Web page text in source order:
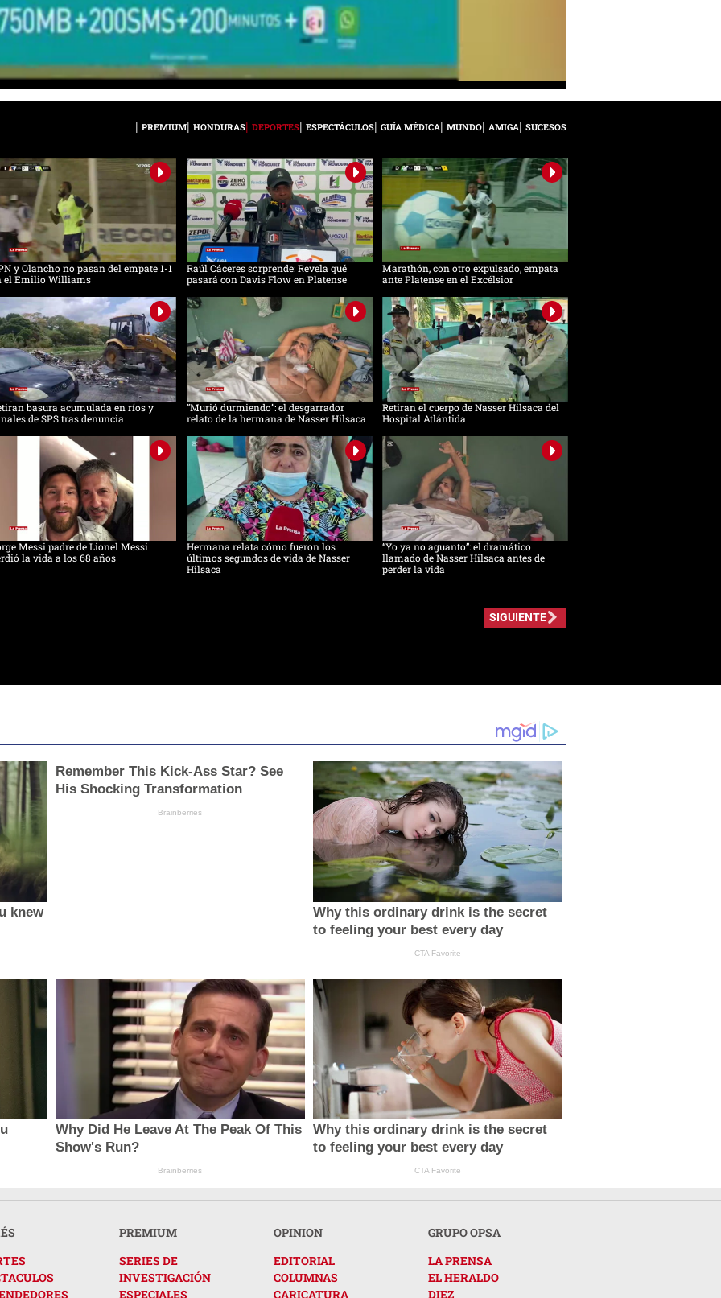
PREMIUM HONDURAS DEPORTES ESPECTÁCULOS GUÍA MÉDICA MUNDO AMIGA SUCESOS
y Olancho no pasan del empate 1-1
el Emilio Williams
Raúl Cáceres sorprende: Revela qué
pasará con Davis Flow en Platense
Marathón, con otro expulsado, empata
ante Platense en el Excélsior
basura acumulada en ríos y
de SPS tras denuncia
“Murió durmiendo”: el desgarrador
relato de la hermana de Nasser Hilsaca
Retiran el cuerpo de Nasser Hilsaca del
Hospital Atlántida
Messi padre de Lionel Messi
la vida a los 68 años
Hermana relata cómo fueron los
últimos segundos de vida de Nasser
Hilsaca
“Yo ya no aguanto”: el dramático
llamado de Nasser Hilsaca antes de
perder la vida
SIGUIENTE
knew
Remember This Kick-Ass Star? See
His Shocking Transformation
Brainberries
Why this ordinary drink is the secret
to feeling your best every day
CTA Favorite
Why Did He Leave At The Peak Of This
Show's Run?
Brainberries
Why this ordinary drink is the secret
to feeling your best every day
CTA Favorite
PREMIUM
SERIES DE
INVESTIGACIÓN
ESPECIALES
OPINION
EDITORIAL
COLUMNAS
CARICATURA
GRUPO OPSA
LA PRENSA
EL HERALDO
DIEZ